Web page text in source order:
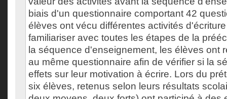
biais d'un questionnaire comportant 42
élèves ont vécu différentes activités
familiariser avec toutes les étapes de la
la séquence d'enseignement, les élèves ont
au même questionnaire afin de vérifier si la
effets sur leur motivation à écrire. Lors du
six élèves, retenus selon leurs résultats